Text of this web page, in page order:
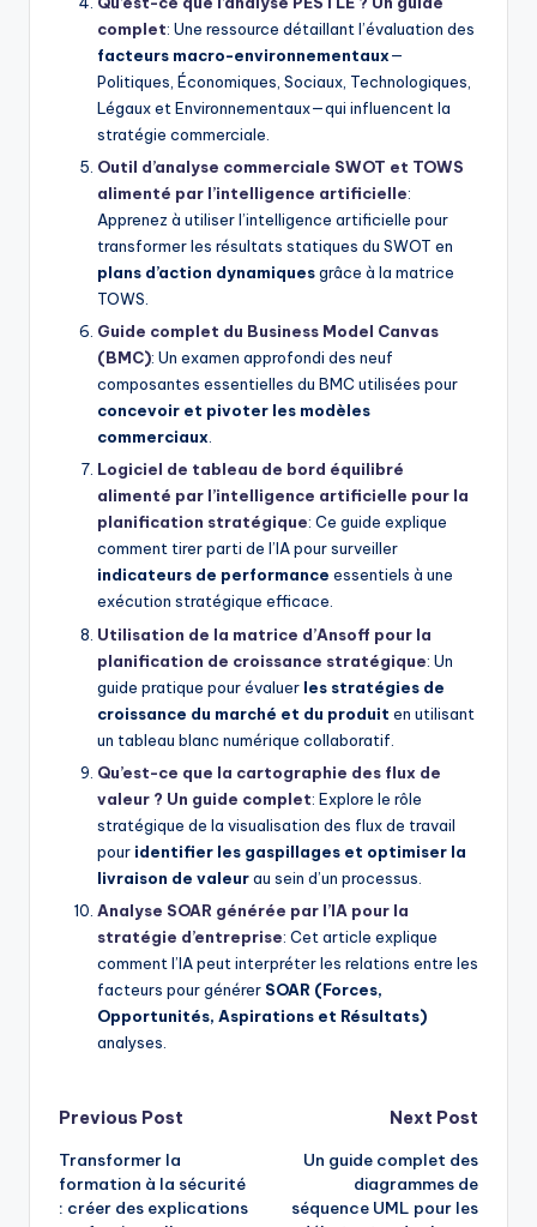
complet: Une ressource détaillant l’évaluation des
facteurs macro-environnementaux—
Politiques, Économiques, Sociaux, Technologiques,
Légaux et Environnementaux—qui influencent la
stratégie commerciale.
Outil d’analyse commerciale SWOT et TOWS
alimenté par l’intelligence artificielle:
Apprenez à utiliser l’intelligence artificielle pour
transformer les résultats statiques du SWOT en
plans d’action dynamiquesgrâce à la matrice
TOWS.
Guide complet du Business Model Canvas
(BMC): Un examen approfondi des neuf
composantes essentielles du BMC utilisées pour
concevoir et pivoter les modèles
commerciaux.
Logiciel de tableau de bord équilibré
alimenté par l’intelligence artificielle pour la
planification stratégique: Ce guide explique
comment tirer parti de l’IA pour surveiller
indicateurs de performance essentiels à une
exécution stratégique efficace.
Utilisation de la matrice d’Ansoff pour la
planification de croissance stratégique: Un
guide pratique pour évaluer les stratégies de
croissance du marché et du produit en utilisant
un tableau blanc numérique collaboratif.
Qu’est-ce que la cartographie des flux de
valeur ? Un guide complet: Explore le rôle
stratégique de la visualisation des flux de travail
pour identifier les gaspillages et optimiser la
livraison de valeurau sein d’un processus.
Analyse SOAR générée par l’IA pour la
stratégie d’entreprise: Cet article explique
comment l’IA peut interpréter les relations entre les
facteurs pour générer SOAR (Forces,
Opportunités, Aspirations et Résultats)
analyses.
Post
navigation
Previous Post
Transformer la
formation à la sécurité
: créer des explications
Next Post
Un guide complet des
diagrammes de
séquence UML pour les